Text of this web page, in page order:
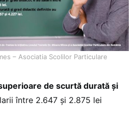
– Asociatia Scolilor Particulare
de scurtă durată și
între 2.647 și 2.875 lei